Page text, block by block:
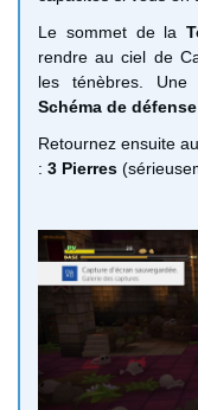
Le sommet de la
rendre au ciel de
les ténèbres.
Schéma de défense
Retournez ensuite
: 3 Pierres